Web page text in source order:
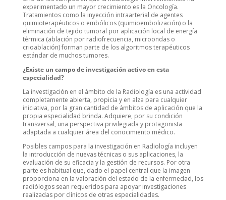
experimentado un mayor crecimiento es la Oncología.
Tratamientos como la inyección intraarterial de agentes
quimioterapéuticos o embólicos (quimioembolización) o la
eliminación de tejido tumoral por aplicación local de energía
térmica (ablación por radiofrecuencia, microondas o
crioablación) forman parte de los algoritmos terapéuticos
estándar de muchos tumores.
¿Existe un campo de investigación activo en esta
especialidad?
La investigación en el ámbito de la Radiología es una actividad
completamente abierta, propicia y en alza para cualquier
iniciativa, por la gran cantidad de ámbitos de aplicación que la
propia especialidad brinda. Adquiere, por su condición
transversal, una perspectiva privilegiada y protagonista
adaptada a cualquier área del conocimiento médico.
Posibles campos para la investigación en Radiología incluyen
la introducción de nuevas técnicas o sus aplicaciones, la
evaluación de su eficacia y la gestión de recursos. Por otra
parte es habitual que, dado el papel central que la imagen
proporciona en la valoración del estado de la enfermedad, los
radiólogos sean requeridos para apoyar investigaciones
realizadas por clínicos de otras especialidades.